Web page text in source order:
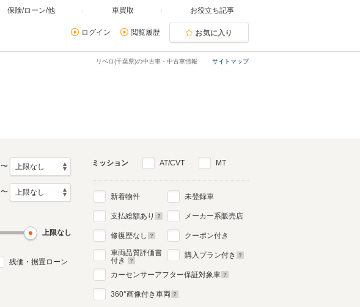
保険/ローン/他 車買取 お役立ち記事
ログイン 閲覧履歴 お気に入り
サイトマップ
リベロ(千葉県)の中古車・中古車情報
〜
〜
上限なし
残価・据置ローン
ミッション AT/CVT MT
新着物件
支払総額あり
修復歴なし
車両品質評価書
付き
未登録車
メーカー系販売店
クーポン付き
購入プラン付き
カーセンサーアフター保証対象車
360°画像付き車両